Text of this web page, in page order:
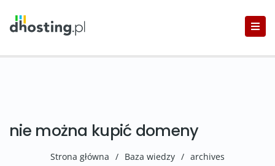
nie można kupić domeny
Strona główna / Baza wiedzy / archives